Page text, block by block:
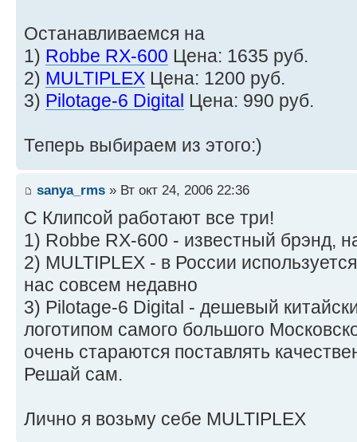
Останавливаемся на
1) Robbe RX-600 Цена: 1635 руб.
2) MULTIPLEX Цена: 1200 руб.
3) Pilotage-6 Digital Цена: 990 руб.
Теперь выбираем из этого:)
sanya_rms » Вт окт 24, 2006 22:36
С Клипсой работают все три!
1) Robbe RX-600 - известный брэнд,
2) MULTIPLEX - в России
нас совсем недавно
3) Pilotage-6 Digital - дешевый
логотипом самого большого
очень стараются поставлять
Решай сам.
Лично я возьму себе MULTIPLEX